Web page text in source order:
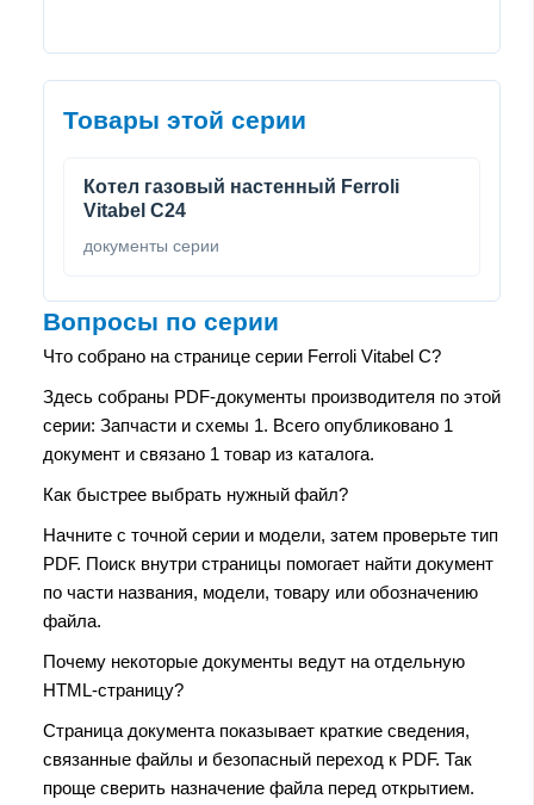
Товары этой серии
Котел газовый настенный Ferroli
Vitabel C24
документы серии
Вопросы по серии
Что собрано на странице серии Ferroli Vitabel C?
Здесь собраны PDF-документы производителя по этой
серии: Запчасти и схемы 1. Всего опубликовано 1
документ и связано 1 товар из каталога.
Как быстрее выбрать нужный файл?
Начните с точной серии и модели, затем проверьте тип
PDF. Поиск внутри страницы помогает найти документ
по части названия, модели, товару или обозначению
файла.
Почему некоторые документы ведут на отдельную
HTML-страницу?
Страница документа показывает краткие сведения,
связанные файлы и безопасный переход к PDF. Так
проще сверить назначение файла перед открытием.